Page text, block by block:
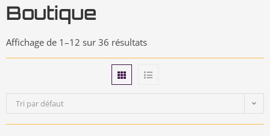
Boutique
Affichage de 1–12 sur 36 résultats
Tri par défaut